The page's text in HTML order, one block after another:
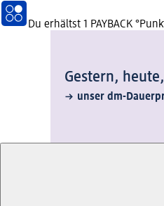
Du erhältst 1 PAYBACK
Gestern,
unser dm-